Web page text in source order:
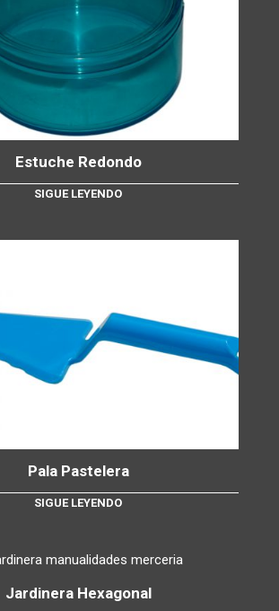
Estuche Redondo
SIGUE LEYENDO
Pala Pastelera
SIGUE LEYENDO
Jardinera Hexagonal